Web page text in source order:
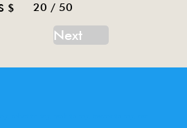
$ 20 / 50
Next
robot tin toy, tank tin toy, tractor tin toy, car